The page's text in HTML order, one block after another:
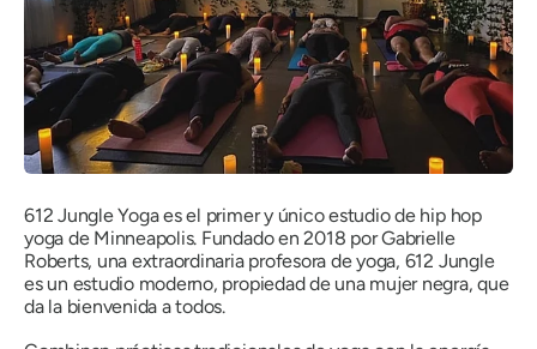
612 Jungle Yoga es el primer y único estudio de hip hop
yoga de Minneapolis. Fundado en 2018 por Gabrielle
Roberts, una extraordinaria profesora de yoga, 612 Jungle
es un estudio moderno, propiedad de una mujer negra, que
da la bienvenida a todos.